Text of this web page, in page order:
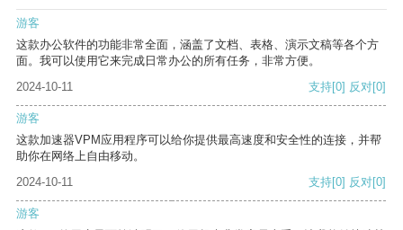
游客
这款办公软件的功能非常全面，涵盖了文档、表格、演示文稿等各个方
面。我可以使用它来完成日常办公的所有任务，非常方便。
2024-10-11
支持[0] 反对[0]
游客
这款加速器VPM应用程序可以给你提供最高速度和安全性的连接，并帮
助你在网络上自由移动。
2024-10-11
支持[0] 反对[0]
游客